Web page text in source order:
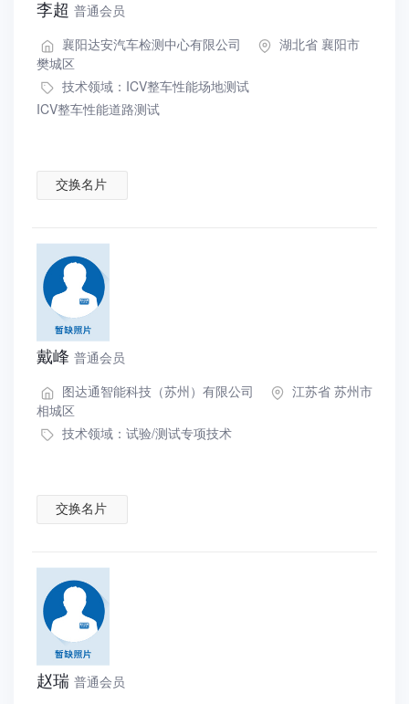
李超 普通会员
襄阳达安汽车检测中心有限公司
湖北省 襄阳市
樊城区
技术领域： ICV整车性能场地测试
ICV整车性能道路测试
交换名片
戴峰 普通会员
图达通智能科技（苏州）有限公司
江苏省 苏州市
相城区
技术领域： 试验/测试专项技术
交换名片
赵瑞 普通会员